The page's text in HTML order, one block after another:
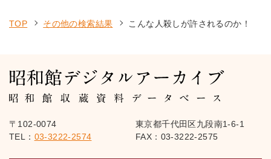
TOP その他の検索結果 こんな人殺しが許されるのか！
〒102-0074
東京都千代田区九段南1-6-1
TEL： 03-3222-2574 FAX：03-3222-2575